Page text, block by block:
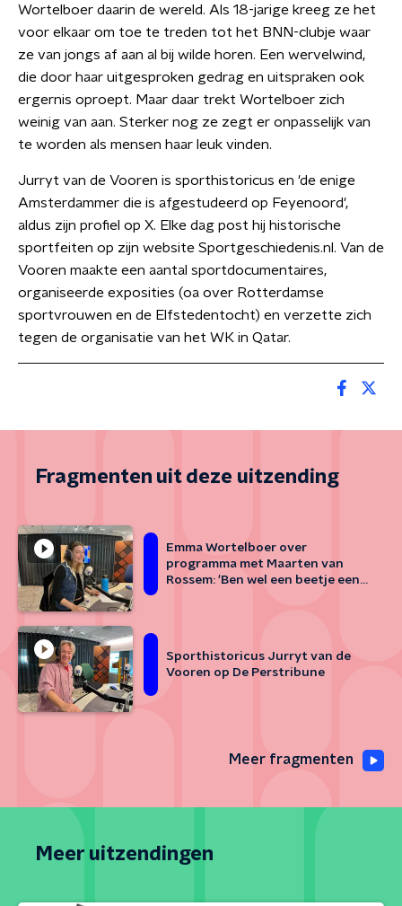
Wortelboer daarin de wereld. Als 18-jarige kreeg ze het
voor elkaar om toe te treden tot het BNN-clubje waar
ze van jongs af aan al bij wilde horen. Een wervelwind,
die door haar uitgesproken gedrag en uitspraken ook
ergernis oproept. Maar daar trekt Wortelboer zich
weinig van aan. Sterker nog ze zegt er onpasselijk van
te worden als mensen haar leuk vinden.
Jurryt van de Vooren is sporthistoricus en 'de enige
Amsterdammer die is afgestudeerd op Feyenoord',
aldus zijn profiel op X. Elke dag post hij historische
sportfeiten op zijn website Sportgeschiedenis.nl. Van de
Vooren maakte een aantal sportdocumentaires,
organiseerde exposities (oa over Rotterdamse
sportvrouwen en de Elfstedentocht) en verzette zich
tegen de organisatie van het WK in Qatar.
Fragmenten uit deze uitzending
Emma Wortelboer over
programma met Maarten van
Rossem: 'Ben wel een beetje een
Sporthistoricus Jurryt van de
Vooren op De Perstribune
Meer fragmenten
Meer uitzendingen